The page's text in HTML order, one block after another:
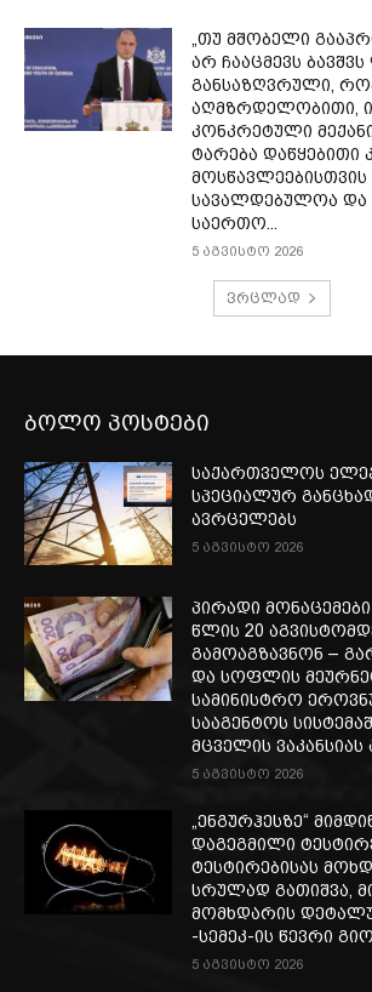
„თუ მშობელი
არ ჩააცმევს
განსაზღვრული,
აღმზრდელობითი,
კონკრეტული
ტარება დაწყებითი
მოსწავლეებისთვის
სავალდებულოა და
საერთო...
5 აგვისტო 2026
ვრცლად
ბოლო პოსტები
საქართველოს
სპეციალურ
ავრცელებს
5 აგვისტო 2026
პირადი
წლის 20
გამოაგზავნონ –
და სოფლის
სამინისტრო
სააგენტოს
მცველის ვაკანსიას
5 აგვისტო 2026
„ენგურჰესზე“
დაგეგმილი
ტესტირებისას
სრულად გათიშვა,
მომხდარის
-სემეკ-ის წევრი
5 აგვისტო 2026